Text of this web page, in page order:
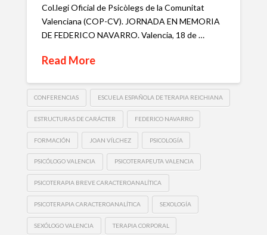
Col.legi Oficial de Psicòlegs de la Comunitat
Valenciana (COP-CV). JORNADA EN MEMORIA
DE FEDERICO NAVARRO. Valencia, 18 de …
Read More
CONFERENCIAS ESCUELA ESPAÑOLA DE TERAPIA REICHIANA
ESTRUCTURAS DE CARÁCTER FEDERICO NAVARRO
FORMACIÓN JOAN VÍLCHEZ PSICOLOGÍA
PSICÓLOGO VALENCIA PSICOTERAPEUTA VALENCIA
PSICOTERAPIA BREVE CARACTEROANALÍTICA
PSICOTERAPIA CARACTEROANALÍTICA SEXOLOGÍA
SEXÓLOGO VALENCIA TERAPIA CORPORAL